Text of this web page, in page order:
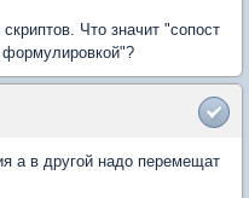
Что значит "сопост
а в другой надо перемещат